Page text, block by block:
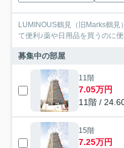
LUMINOUS鶴見（旧Marks鶴見
て便利♪薬や日用品を買うのに
募集中の部屋
11階
7.05万円
11階 /
15階
7.25万円